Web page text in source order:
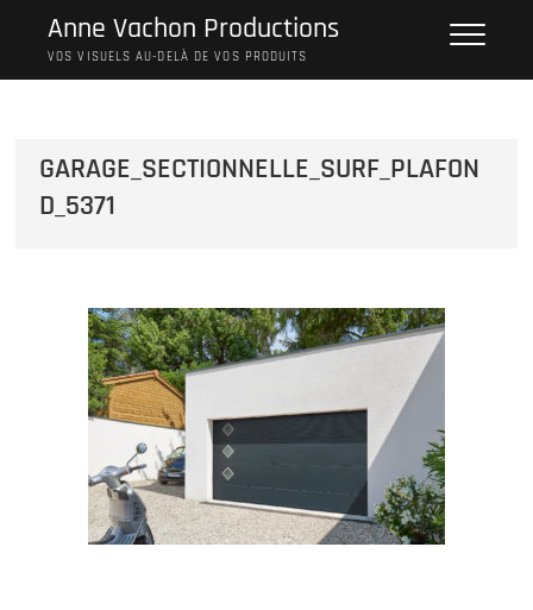
content
Anne Vachon Productions
VOS VISUELS AU-DELÀ DE VOS PRODUITS
GARAGE_SECTIONNELLE_SURF_PLAFON
D_5371